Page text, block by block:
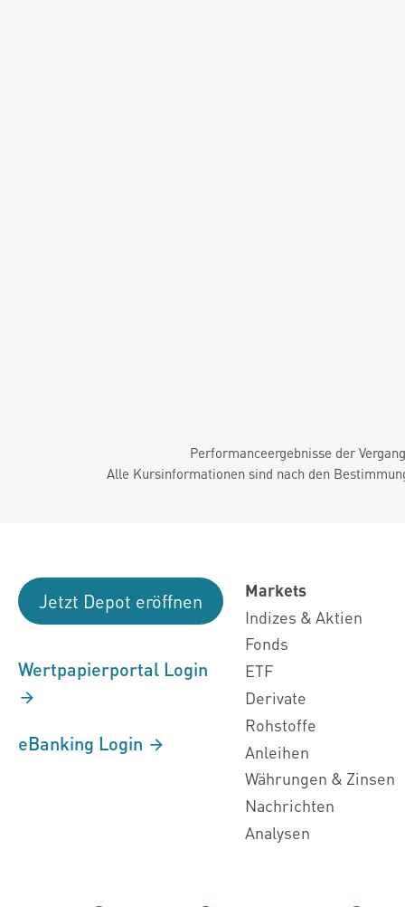
Performanceergebnisse der
Alle Kursinformationen sind nach den
Jetzt Depot eröffnen
Wertpapierportal Login
eBanking Login
Markets
Indizes & Aktien
Fonds
ETF
Derivate
Rohstoffe
Anleihen
Währungen & Zinsen
Nachrichten
Analysen